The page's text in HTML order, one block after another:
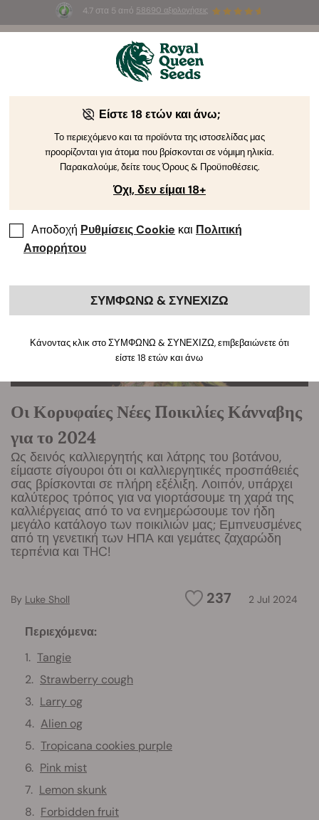
4.7 στα 5 από 58690 αξιολογήσεις
Summer Sales : Έως και -50%
προϊόντα! ⏤
The RQS Blog
Blog για το Lifestyle της Κάνναβης Pikilíes kai
Οι Κορυφαίες Νέες Ποικιλίες Κάνναβης
για το 2024
Ως δεινός καλλιεργητής και λάτρης του βοτάνου,
είμαστε σίγουροι ότι οι καλλιεργητικές προσπάθειές
σας βρίσκονται σε πλήρη εξέλιξη. Λοιπόν, υπάρχει
καλύτερος τρόπος για να γιορτάσουμε τη χαρά της
καλλιέργειας από το να ενημερώσουμε τον ήδη
μεγάλο κατάλογο των ποικιλιών μας; Εμπνευσμένες
από τη γενετική των ΗΠΑ και γεμάτες ζαχαρώδη
τερπένια και THC!
237 2 Jul 2024
By Luke Sholl
Περιεχόμενα:
Tangie
Strawberry cough
Larry og
Alien og
Tropicana cookies purple
Pink mist
Lemon skunk
Forbidden fruit
Είστε 18 ετών και άνω;
Το περιεχόμενο και τα προϊόντα της ιστοσελίδας μας
προορίζονται για άτομα που βρίσκονται σε νόμιμη ηλικία.
Παρακαλούμε, δείτε τους Όρους & Προϋποθέσεις.
Όχι, δεν είμαι 18+
Αποδοχή Ρυθμίσεις Cookie και Πολιτική
Απορρήτου
ΣΥΜΦΩΝΩ & ΣΥΝΕΧΙΖΩ
Κάνοντας κλικ στο ΣΥΜΦΩΝΩ & ΣΥΝΕΧΙΖΩ, επιβεβαιώνετε ότι
είστε 18 ετών και άνω